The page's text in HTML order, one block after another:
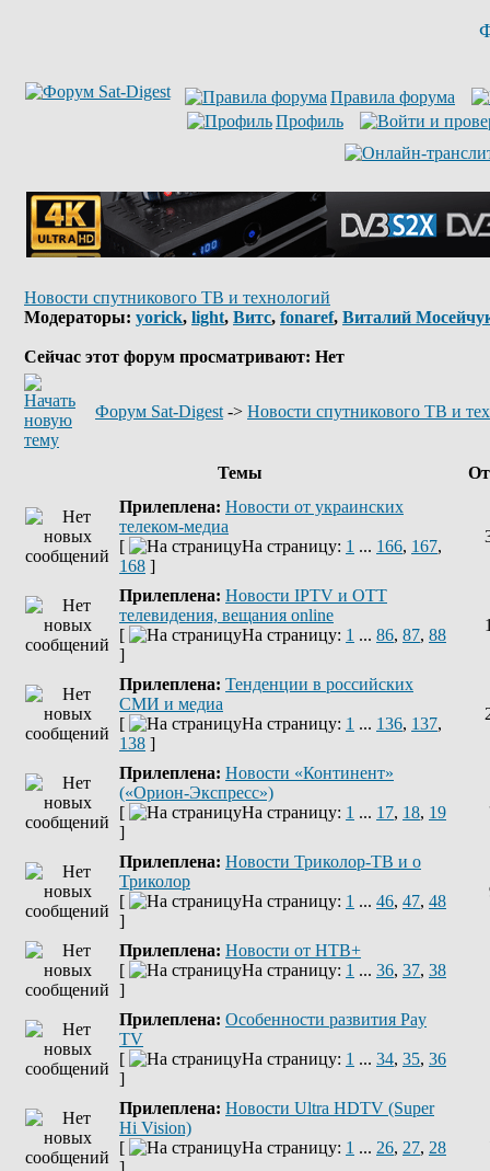
Правила форума
Профиль
Новости спутникового ТВ и технологий
Модераторы: yorick, light, Витс, fonaref, Виталий
Сейчас этот форум просматривают: Нет
Форум Sat-Digest -> Новости спутникового ТВ и
Темы
Прилеплена: Новости от украинских
телеком-медиа
[
На страницу: 1 ... 166, 167,
168 ]
Прилеплена: Новости IPTV и OTT
телевидения, вещания online
[
На страницу: 1 ... 86, 87, 88
]
Прилеплена: Тенденции в российских
СМИ и медиа
[
На страницу: 1 ... 136, 137,
138 ]
Прилеплена: Новости «Континент»
(«Орион-Экспресс»)
[
На страницу: 1 ... 17, 18, 19
]
Прилеплена: Новости Триколор-ТВ и о
Триколор
[
На страницу: 1 ... 46, 47, 48
]
Прилеплена: Новости от НТВ+
[
На страницу: 1 ... 36, 37, 38
]
Прилеплена: Оcобенности развития Pay
TV
[
На страницу: 1 ... 34, 35, 36
]
Прилеплена: Новости Ultra HDTV (Super
Hi Vision)
[
На страницу: 1 ... 26, 27, 28
]